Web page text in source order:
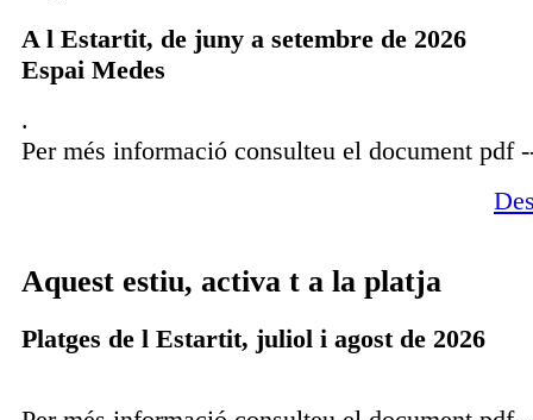
A l Estartit, de juny a setembre de 2026
Espai Medes
.
Per més informació consulteu el document pdf
Aquest estiu, activa t a la platja
Platges de l Estartit, juliol i agost de 2026